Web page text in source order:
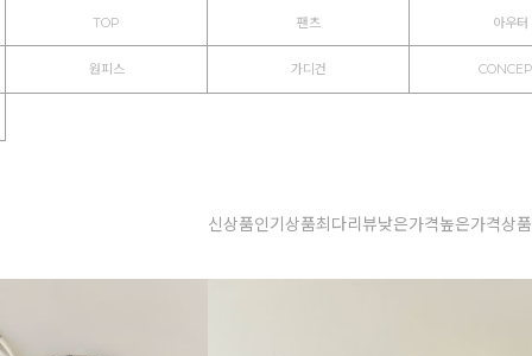
TOP 팬츠 아우터
원피스 가디건
신상품인기상품최다리뷰낮은가격높은가격상